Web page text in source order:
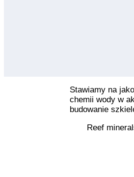
Stawiamy na
chemii wody w
budowanie
Reef